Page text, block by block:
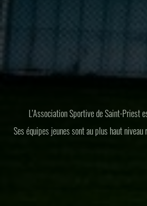
L’Association Sportive de Saint-Priest
Ses équipes jeunes sont au plus haut